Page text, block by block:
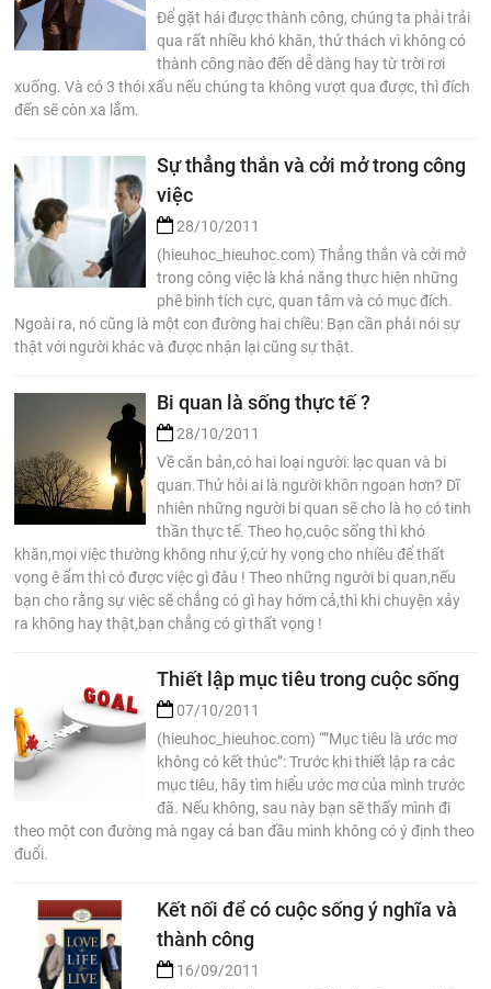
Để gặt hái được thành công, chúng ta phải trải
qua rất nhiều khó khăn, thử thách vì không có
thành công nào đến dễ dàng hay từ trời rơi
xuống. Và có 3 thói xấu nếu chúng ta không vượt qua được, thì đích
đến sẽ còn xa lắm.
Sự thẳng thắn và cởi mở trong công
việc
28/10/2011
(hieuhoc_hieuhoc.com) Thẳng thắn và cởi mở
trong công việc là khả năng thực hiện những
phê bình tích cực, quan tâm và có mục đích.
Ngoài ra, nó cũng là một con đường hai chiều: Bạn cần phải nói sự
thật với người khác và được nhận lại cũng sự thật.
Bi quan là sống thực tế ?
28/10/2011
Về căn bản,có hai loại người: lạc quan và bi
quan.Thử hỏi ai là người khôn ngoan hơn? Dĩ
nhiên những người bi quan sẽ cho là họ có tinh
thần thực tế. Theo họ,cuộc sống thì khó
khăn,mọi việc thường không như ý,cứ hy vọng cho nhiều để thất
vọng ê ẩm thì có được việc gì đâu ! Theo những người bi quan,nếu
bạn cho rằng sự việc sẽ chẳng có gì hay hớm cả,thì khi chuyện xảy
ra không hay thật,bạn chẳng có gì thất vọng !
Thiết lập mục tiêu trong cuộc sống
07/10/2011
(hieuhoc_hieuhoc.com) “”Mục tiêu là ước mơ
không có kết thúc”: Trước khi thiết lập ra các
mục tiêu, hãy tìm hiểu ước mơ của mình trước
đã. Nếu không, sau này bạn sẽ thấy mình đi
theo một con đường mà ngay cả ban đầu mình không có ý định theo
đuổi.
Kết nối để có cuộc sống ý nghĩa và
thành công
16/09/2011